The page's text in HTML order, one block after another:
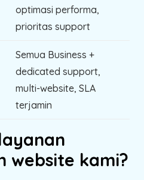
optimasi performa,
prioritas support
Semua Business +
dedicated support,
multi-website, SLA
terjamin
website kami?